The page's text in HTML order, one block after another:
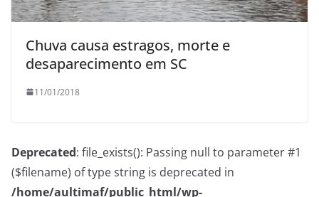
Chuva causa estragos, morte e
desaparecimento em SC
11/01/2018
Deprecated: file_exists(): Passing null to parameter #1
($filename) of type string is deprecated in
/home/aultimaf/public_html/wp-